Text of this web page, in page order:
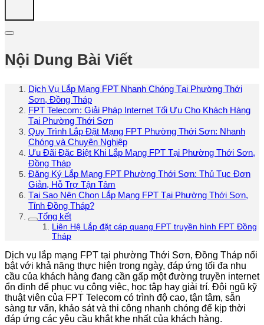
Nội Dung Bài Viết
Dịch Vụ Lắp Mạng FPT Nhanh Chóng Tại Phường Thới
Sơn, Đồng Tháp
FPT Telecom: Giải Pháp Internet Tối Ưu Cho Khách Hàng
Tại Phường Thới Sơn
Quy Trình Lắp Đặt Mạng FPT Phường Thới Sơn: Nhanh
Chóng và Chuyên Nghiệp
Ưu Đãi Đặc Biệt Khi Lắp Mạng FPT Tại Phường Thới Sơn,
Đồng Tháp
Đăng Ký Lắp Mạng FPT Phường Thới Sơn: Thủ Tục Đơn
Giản, Hỗ Trợ Tận Tâm
Tại Sao Nên Chọn Lắp Mạng FPT Tại Phường Thới Sơn,
Tỉnh Đồng Tháp?
Tổng kết
Liên Hệ Lắp đặt cáp quang FPT truyền hình FPT Đồng
Tháp
Dịch vụ lắp mạng FPT tại phường Thới Sơn, Đồng Tháp nổi
bật với khả năng thực hiện trong ngày, đáp ứng tối đa nhu
cầu của khách hàng đang cần gấp một đường truyền internet
ổn định để phục vụ công việc, học tập hay giải trí. Đội ngũ kỹ
thuật viên của FPT Telecom có trình độ cao, tận tâm, sẵn
sàng tư vấn, khảo sát và thi công nhanh chóng để kịp thời
đáp ứng các yêu cầu khắt khe nhất của khách hàng.